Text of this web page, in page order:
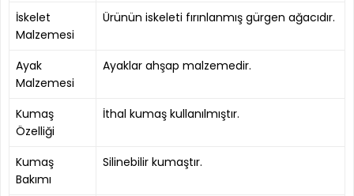
İskelet
Malzemesi
Ürünün iskeleti fırınlanmış gürgen ağacıdır.
Ayak
Malzemesi
Ayaklar ahşap malzemedir.
Kumaş
Özelliği
İthal kumaş kullanılmıştır.
Kumaş
Bakımı
Silinebilir kumaştır.